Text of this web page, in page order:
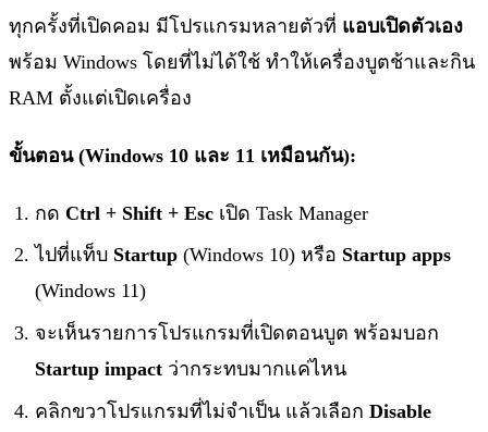
ทุกครั้งที่เปิดคอม มีโปรแกรมหลายตัวที่ แอบเปิดตัวเอง
พร้อม Windows โดยที่ไม่ได้ใช้ ทำให้เครื่องบูตช้าและกิน
RAM ตั้งแต่เปิดเครื่อง
ขั้นตอน (Windows 10 และ 11 เหมือนกัน):
กด Ctrl + Shift + Esc เปิด Task Manager
ไปที่แท็บ Startup (Windows 10) หรือ Startup apps
(Windows 11)
จะเห็นรายการโปรแกรมที่เปิดตอนบูต พร้อมบอก
Startup impact ว่ากระทบมากแค่ไหน
คลิกขวาโปรแกรมที่ไม่จำเป็น แล้วเลือก Disable